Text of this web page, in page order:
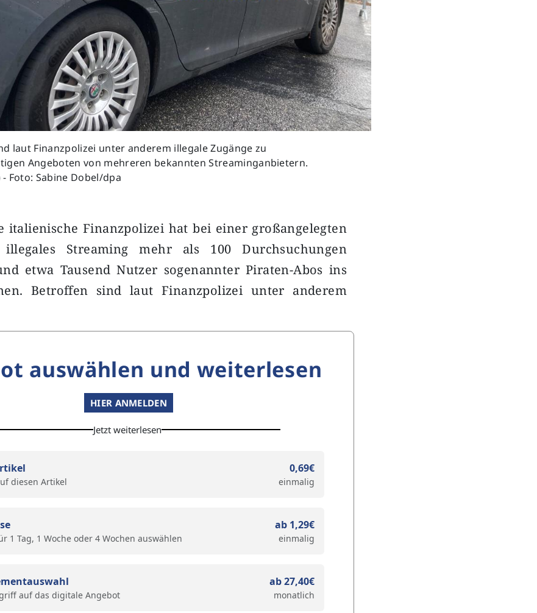
laut Finanzpolizei unter anderem illegale Zugänge zu
Angeboten von mehreren bekannten Streaminganbietern.
Foto: Sabine Dobel/dpa
italienische Finanzpolizei hat bei einer großangelegten
Streaming mehr als 100 Durchsuchungen
etwa Tausend Nutzer sogenannter Piraten-Abos ins
Betroffen sind laut Finanzpolizei unter anderem
auswählen und weiterlesen
HIER ANMELDEN
Jetzt weiterlesen
diesen Artikel
0,69€
einmalig
1 Tag, 1 Woche oder 4 Wochen auswählen
ab 1,29€
einmalig
auf das digitale Angebot
ab 27,40€
monatlich